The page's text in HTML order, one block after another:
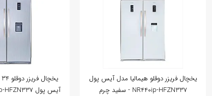
یخچال فریزر دوقلو هیمالیا مدل آیس پول
NR440ip-HFZN337 - سفید چرم
آیس پول NR440ip-HFZN337 - نقره ای